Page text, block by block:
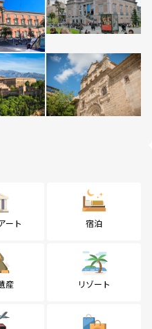
ート 宿泊
産 リゾート